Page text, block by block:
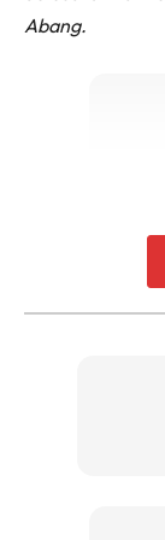
Abang.